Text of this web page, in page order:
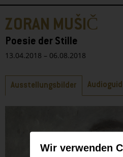
Wir verwenden
Sidebar
ZORAN MUŠIČ
Poesie der Stille
13.04.2018 – 06.08.2018
Reiter
Ausstellungsbilder